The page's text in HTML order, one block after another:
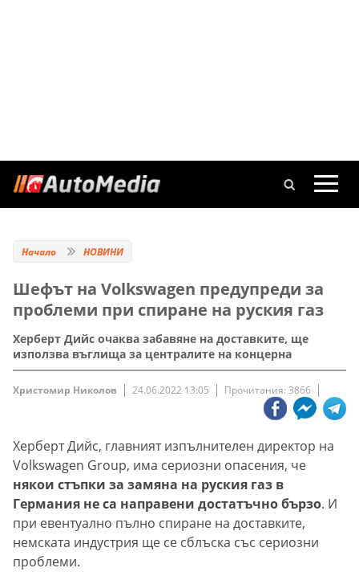
Начало НОВИНИ
Шефът на Volkswagen предупреди за
проблеми при спиране на руския газ
Херберт Дийс очаква забавяне на доставките, ще
използва въглища за централите на концерна
Христомир Николов 24.06.2022 13:05 Прочитания: 3866
Херберт Дийс, главният изпълнителен директор на
Volkswagen Group, има сериозни опасения, че
някои стъпки за замяна на руския газ в
Германия не са направени достатъчно бързо. И
при евентуално пълно спиране на доставките,
немската индустрия ще се сблъска със сериозни
проблеми.